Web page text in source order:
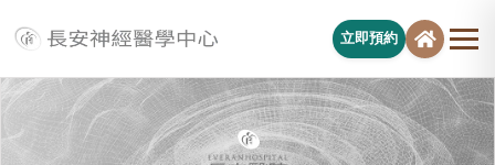
立即預約
長安醫院神經醫學中心